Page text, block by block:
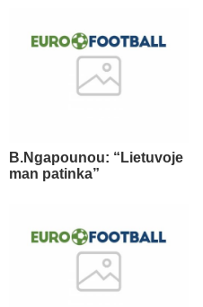
B.Ngapounou: “Lietuvoje
man patinka”